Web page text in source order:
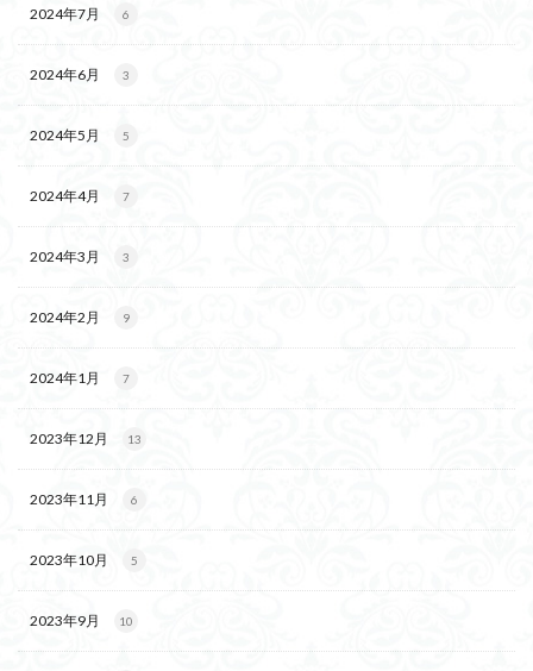
2024年7月 6
2024年6月 3
2024年5月 5
2024年4月 7
2024年3月 3
2024年2月 9
2024年1月 7
2023年12月 13
2023年11月 6
2023年10月 5
2023年9月 10